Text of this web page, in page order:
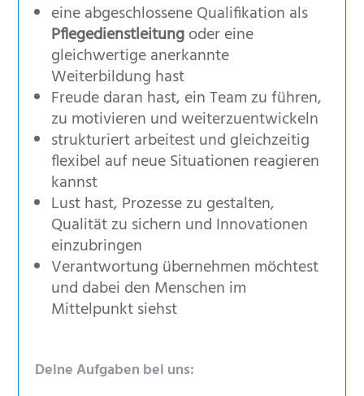
eine abgeschlossene Qualifikation als
Pflegedienstleitungoder eine
gleichwertige anerkannte
Weiterbildung hast
Freude daran hast, ein Team zu führen,
zu motivieren und weiterzuentwickeln
strukturiert arbeitest und gleichzeitig
flexibel auf neue Situationen reagieren
kannst
Lust hast, Prozesse zu gestalten,
Qualität zu sichern und Innovationen
einzubringen
Verantwortung übernehmen möchtest
und dabei den Menschen im
Mittelpunkt siehst
Deine Aufgaben bei uns: